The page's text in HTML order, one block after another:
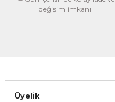
değişim imkanı
Üyelik